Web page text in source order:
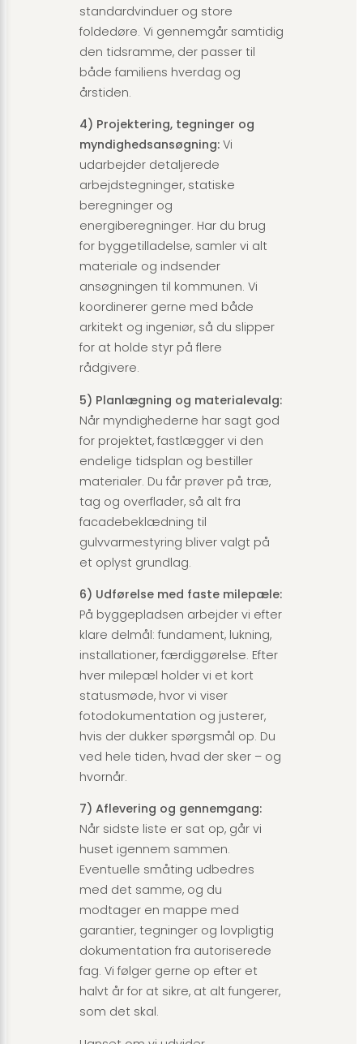
standardvinduer og store
foldedøre. Vi gennemgår samtidig
den tidsramme, der passer til
både familiens hverdag og
årstiden.
4) Projektering, tegninger og
myndighedsansøgning: Vi
udarbejder detaljerede
arbejdstegninger, statiske
beregninger og
energiberegninger. Har du brug
for byggetilladelse, samler vi alt
materiale og indsender
ansøgningen til kommunen. Vi
koordinerer gerne med både
arkitekt og ingeniør, så du slipper
for at holde styr på flere
rådgivere.
5) Planlægning og materialevalg:
Når myndighederne har sagt god
for projektet, fastlægger vi den
endelige tidsplan og bestiller
materialer. Du får prøver på træ,
tag og overflader, så alt fra
facadebeklædning til
gulvvarmestyring bliver valgt på
et oplyst grundlag.
6) Udførelse med faste milepæle:
På byggepladsen arbejder vi efter
klare delmål: fundament, lukning,
installationer, færdiggørelse. Efter
hver milepæl holder vi et kort
statusmøde, hvor vi viser
fotodokumentation og justerer,
hvis der dukker spørgsmål op. Du
ved hele tiden, hvad der sker – og
hvornår.
7) Aflevering og gennemgang:
Når sidste liste er sat op, går vi
huset igennem sammen.
Eventuelle småting udbedres
med det samme, og du
modtager en mappe med
garantier, tegninger og lovpligtig
dokumentation fra autoriserede
fag. Vi følger gerne op efter et
halvt år for at sikre, at alt fungerer,
som det skal.